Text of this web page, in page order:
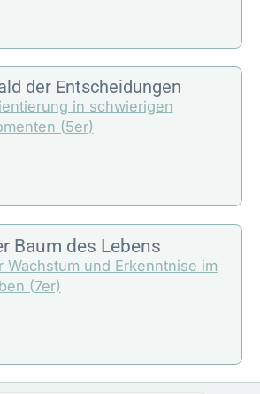
der Entscheidungen
in schwierigen
(5er)
Baum des Lebens
Wachstum und Erkenntnise im
(7er)